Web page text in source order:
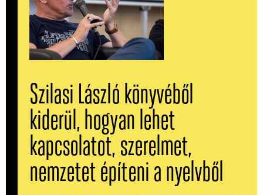
Szilasi László könyvéből
kiderül, hogyan lehet
kapcsolatot, szerelmet,
nemzetet építeni a nyelvből